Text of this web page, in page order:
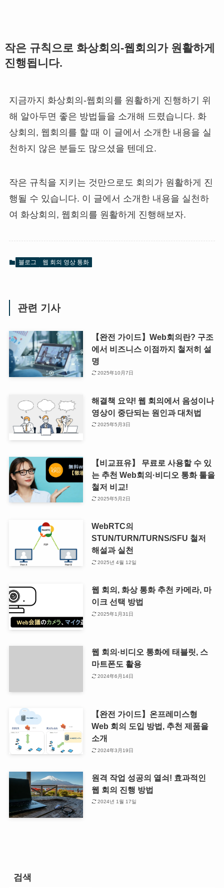
작은 규칙으로 화상회의-웹회의가 원활하게
진행됩니다.
지금까지 화상회의-웹회의를 원활하게 진행하기 위
해 알아두면 좋은 방법들을 소개해 드렸습니다. 화
상회의, 웹회의를 할 때 이 글에서 소개한 내용을 실
천하지 않은 분들도 많으셨을 텐데요.
작은 규칙을 지키는 것만으로도 회의가 원활하게 진
행될 수 있습니다. 이 글에서 소개한 내용을 실천하
여 화상회의, 웹회의를 원활하게 진행해보자.
블로그 웹 회의 영상 통화
관련 기사
【완전 가이드】Web회의란? 구조
에서 비즈니스 이점까지 철저히 설
명
2025年10月7日
해결책 요약! 웹 회의에서 음성이나
영상이 중단되는 원인과 대처법
2025年5月3日
【비교표유】 무료로 사용할 수 있
는 추천 Web회의·비디오 통화 툴을
철저 비교!
2025年5月2日
WebRTC의
STUN/TURN/TURNS/SFU 철저
해설과 실천
2025년 4월 12일
웹 회의, 화상 통화 추천 카메라, 마
이크 선택 방법
2025年1月31日
웹 회의·비디오 통화에 태블릿, 스
마트폰도 활용
2024年6月14日
【완전 가이드】온프레미스형
Web 회의 도입 방법, 추천 제품을
소개
2024年3月19日
원격 작업 성공의 열쇠! 효과적인
웹 회의 진행 방법
2024년 1월 17일
검색